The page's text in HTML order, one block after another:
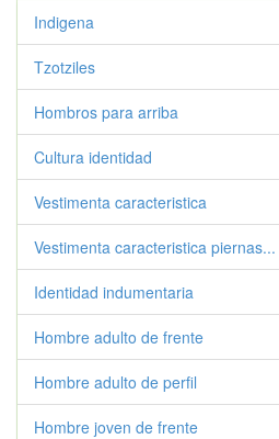
Indigena
Tzotziles
Hombros para arriba
Cultura identidad
Vestimenta caracteristica
Vestimenta caracteristica piernas...
Identidad indumentaria
Hombre adulto de frente
Hombre adulto de perfil
Hombre joven de frente